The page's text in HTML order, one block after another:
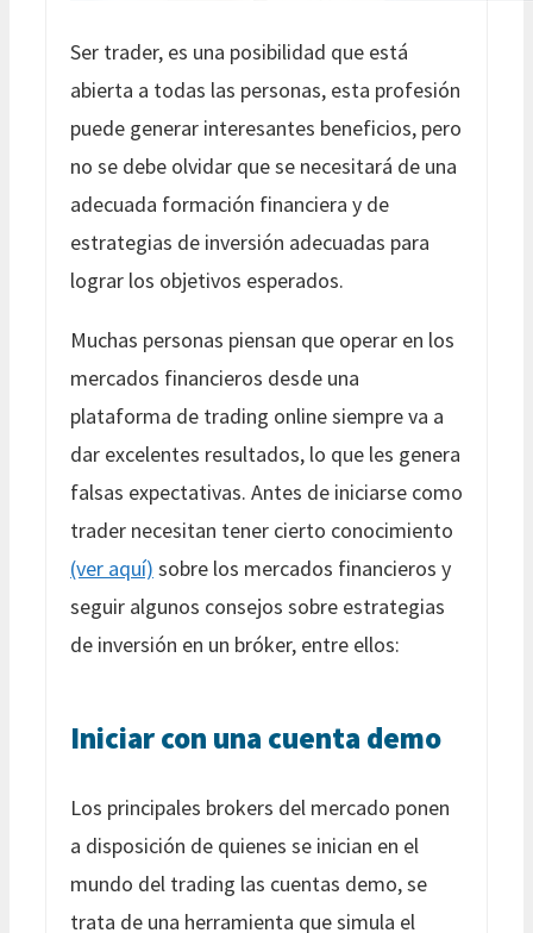
Ser trader, es una posibilidad que está
abierta a todas las personas, esta profesión
puede generar interesantes beneficios, pero
no se debe olvidar que se necesitará de una
adecuada formación financiera y de
estrategias de inversión adecuadas para
lograr los objetivos esperados.
Muchas personas piensan que operar en los
mercados financieros desde una
plataforma de trading online siempre va a
dar excelentes resultados, lo que les genera
falsas expectativas. Antes de iniciarse como
trader necesitan tener cierto conocimiento
(ver aquí) sobre los mercados financieros y
seguir algunos consejos sobre estrategias
de inversión en un bróker, entre ellos:
Iniciar con una cuenta demo
Los principales brokers del mercado ponen
a disposición de quienes se inician en el
mundo del trading las cuentas demo, se
trata de una herramienta que simula el